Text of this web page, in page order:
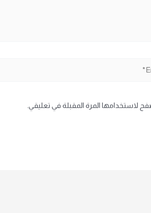
لاستخدامها المرة المقبلة في تعليقي.